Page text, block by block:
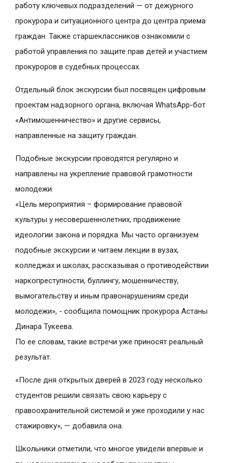
работу ключевых подразделений — от дежурного
прокурора и ситуационного центра до центра приема
граждан. Также старшеклассников ознакомили с
работой управления по защите прав детей и участием
прокуроров в судебных процессах.
Отдельный блок экскурсии был посвящен цифровым
проектам надзорного органа, включая WhatsApp-бот
«Антимошенничество» и другие сервисы,
направленные на защиту граждан.
Подобные экскурсии проводятся регулярно и
направлены на укрепление правовой грамотности
молодежи.
«Цель мероприятия – формирование правовой
культуры у несовершеннолетних, продвижение
идеологии закона и порядка. Мы часто организуем
подобные экскурсии и читаем лекции в вузах,
колледжах и школах, рассказывая о противодействии
наркопреступности, буллингу, мошенничеству,
вымогательству и иным правонарушениям среди
молодежи», - сообщила помощник прокурора Астаны
Динара Тукеева.
По ее словам, такие встречи уже приносят реальный
результат.
«После дня открытых дверей в 2023 году несколько
студентов решили связать свою карьеру с
правоохранительной системой и уже проходили у нас
стажировку», — добавила она.
Школьники отметили, что многое увидели впервые и